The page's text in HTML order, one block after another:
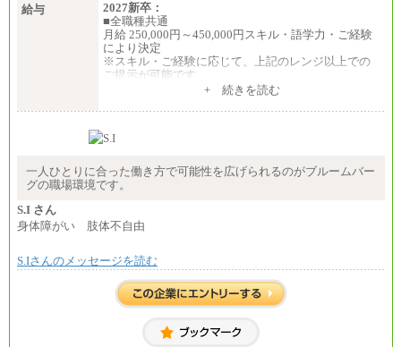
給与
2027新卒：
■全職種共通
月給 250,000円～450,000円スキル・語学力・ご経験
により決定
※スキル・ご経験に応じて、上記のレンジ以上での
ご提示が可能です
※短時間勤務制度(週３０時間）を利用しない場合の
中途：
月給 250,000円～450,000円スキル・語学力・ご経験
※スキル・ご経験に応じて、上記のレンジ以上での
ご提示が可能です
※短時間勤務制度(週３０時間）を利用しない場合の
+ 続きを読む
一人ひとりに合った働き方で可能性を広げられるのがブルームバー
グの職場環境です。
S.I さん
身体障がい 肢体不自由
S.Iさんのメッセージを読む